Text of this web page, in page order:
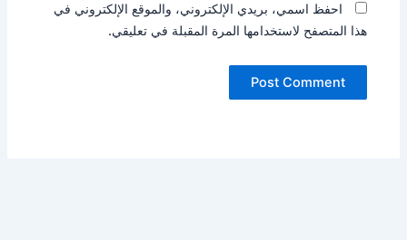
احفظ اسمي، بريدي الإلكتروني، والموقع الإلكتروني في
هذا المتصفح لاستخدامها المرة المقبلة في تعليقي.